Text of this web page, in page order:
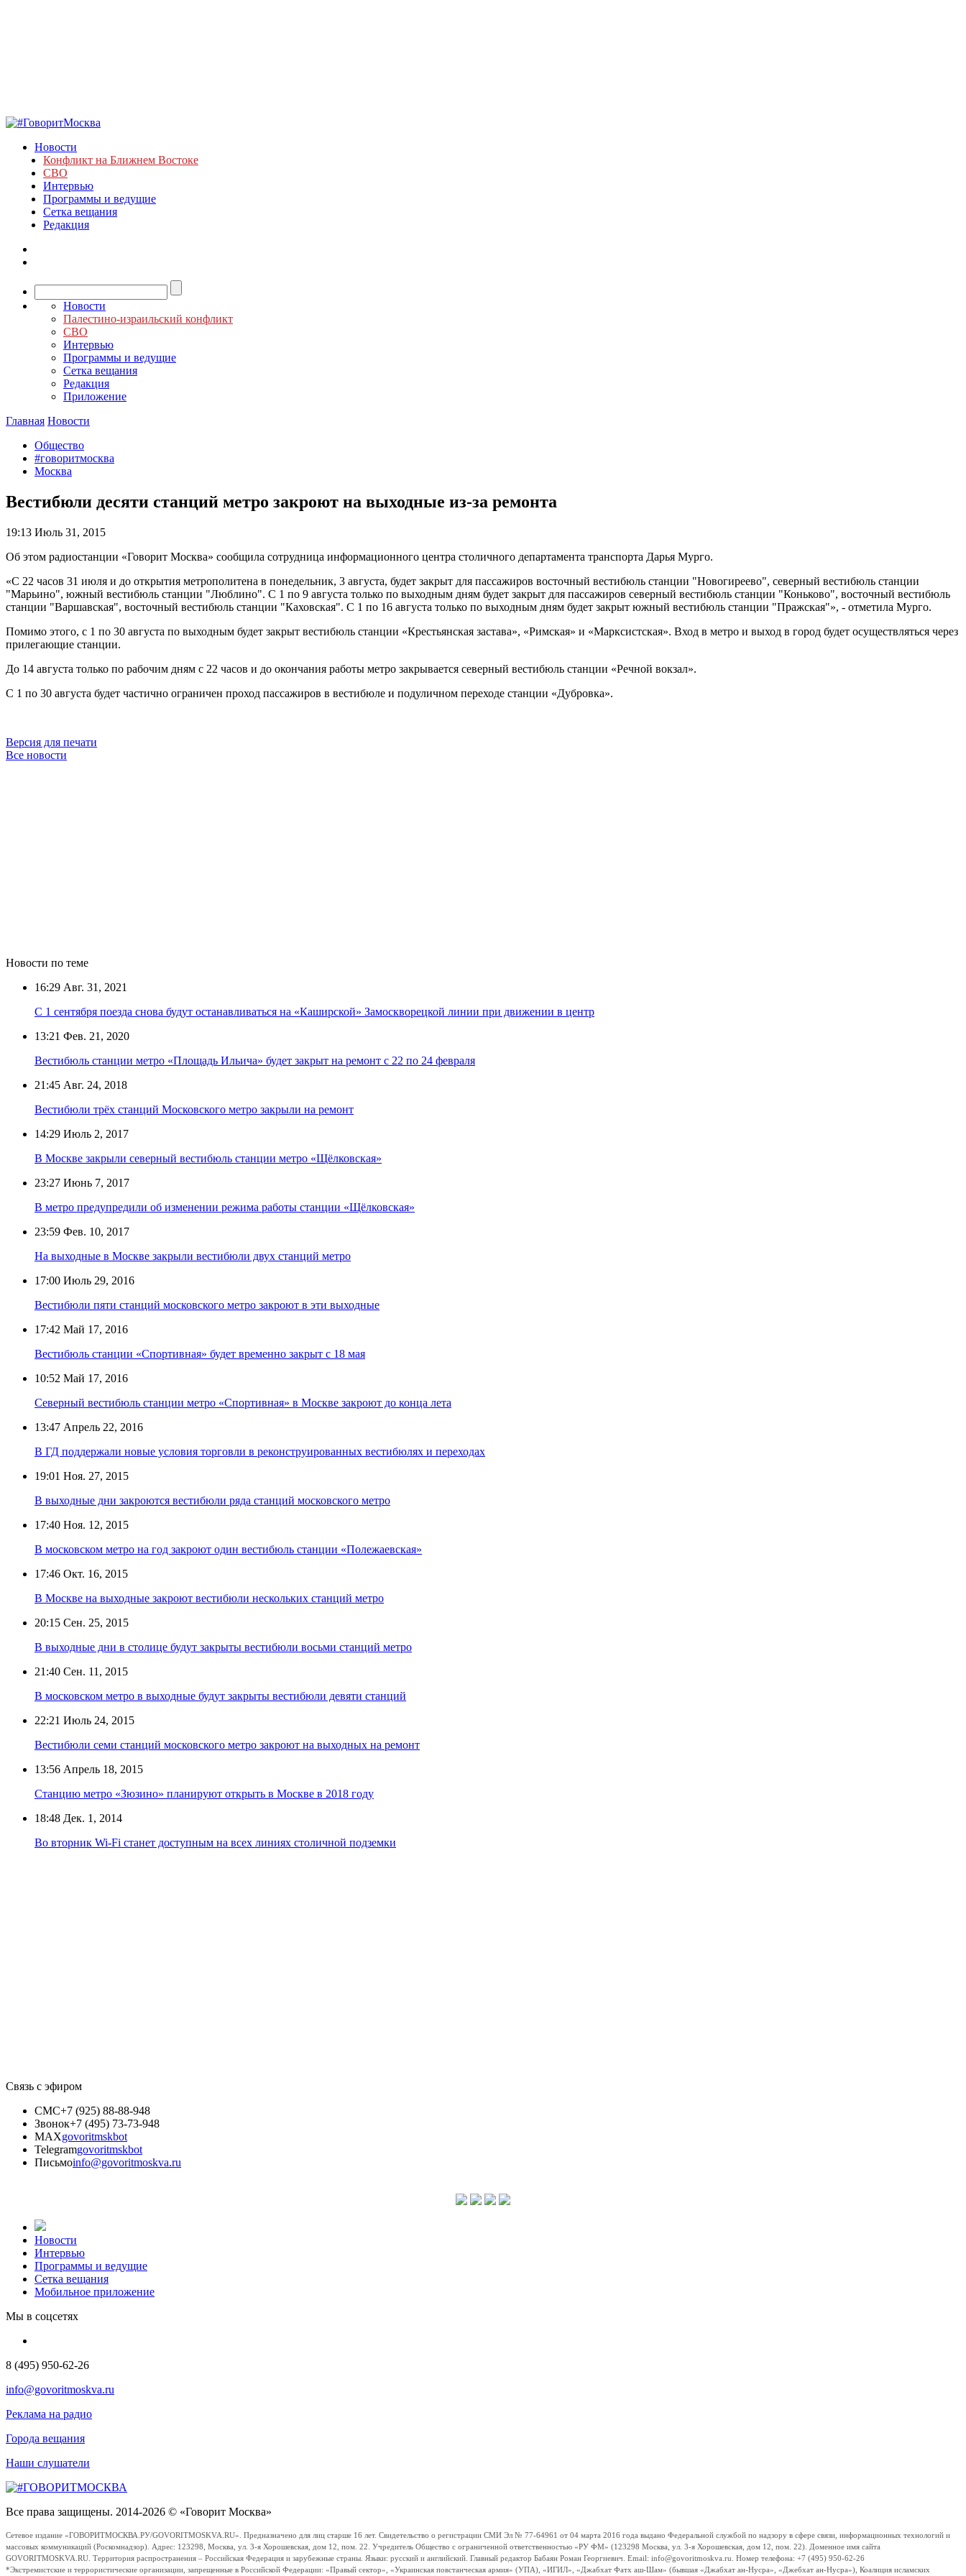
Новости
Конфликт на Ближнем Востоке
СВО
Интервью
Программы и ведущие
Сетка вещания
Редакция
Новости
Палестино-израильский конфликт
СВО
Интервью
Программы и ведущие
Сетка вещания
Редакция
Приложение
Главная Новости
Общество
#говоритмосква
Москва
Вестибюли десяти станций метро закроют на выходные из-за ремонта
19:13 Июль 31, 2015
Об этом радиостанции «Говорит Москва» сообщила сотрудница информационного центра столичного департамента транспорта Дарья Мурго.
«С 22 часов 31 июля и до открытия метрополитена в понедельник, 3 августа, будет закрыт для пассажиров восточный вестибюль станции "Новогиреево", северный вестибюль станции
"Марьино", южный вестибюль станции "Люблино". С 1 по 9 августа только по выходным дням будет закрыт для пассажиров северный вестибюль станции "Коньково", восточный вестибюль
станции "Варшавская", восточный вестибюль станции "Каховская". С 1 по 16 августа только по выходным дням будет закрыт южный вестибюль станции "Пражская"», - отметила Мурго.
Помимо этого, с 1 по 30 августа по выходным будет закрыт вестибюль станции «Крестьянская застава», «Римская» и «Марксистская». Вход в метро и выход в город будет осуществляться через
прилегающие станции.
До 14 августа только по рабочим дням с 22 часов и до окончания работы метро закрывается северный вестибюль станции «Речной вокзал».
С 1 по 30 августа будет частично ограничен проход пассажиров в вестибюле и подуличном переходе станции «Дубровка».
Версия для печати
Все новости
Новости по теме
16:29 Авг. 31, 2021
С 1 сентября поезда снова будут останавливаться на «Каширской» Замоскворецкой линии при движении в центр
13:21 Фев. 21, 2020
Вестибюль станции метро «Площадь Ильича» будет закрыт на ремонт с 22 по 24 февраля
21:45 Авг. 24, 2018
Вестибюли трёх станций Московского метро закрыли на ремонт
14:29 Июль 2, 2017
В Москве закрыли северный вестибюль станции метро «Щёлковская»
23:27 Июнь 7, 2017
В метро предупредили об изменении режима работы станции «Щёлковская»
23:59 Фев. 10, 2017
На выходные в Москве закрыли вестибюли двух станций метро
17:00 Июль 29, 2016
Вестибюли пяти станций московского метро закроют в эти выходные
17:42 Май 17, 2016
Вестибюль станции «Спортивная» будет временно закрыт с 18 мая
10:52 Май 17, 2016
Северный вестибюль станции метро «Спортивная» в Москве закроют до конца лета
13:47 Апрель 22, 2016
В ГД поддержали новые условия торговли в реконструированных вестибюлях и переходах
19:01 Ноя. 27, 2015
В выходные дни закроются вестибюли ряда станций московского метро
17:40 Ноя. 12, 2015
В московском метро на год закроют один вестибюль станции «Полежаевская»
17:46 Окт. 16, 2015
В Москве на выходные закроют вестибюли нескольких станций метро
20:15 Сен. 25, 2015
В выходные дни в столице будут закрыты вестибюли восьми станций метро
21:40 Сен. 11, 2015
В московском метро в выходные будут закрыты вестибюли девяти станций
22:21 Июль 24, 2015
Вестибюли семи станций московского метро закроют на выходных на ремонт
13:56 Апрель 18, 2015
Станцию метро «Зюзино» планируют открыть в Москве в 2018 году
18:48 Дек. 1, 2014
Во вторник Wi-Fi станет доступным на всех линиях столичной подземки
Связь с эфиром
СМС+7 (925) 88-88-948
Звонок+7 (495) 73-73-948
MAXgovoritmskbot
Telegramgovoritmskbot
Письмоinfo@govoritmoskva.ru
Новости
Интервью
Программы и ведущие
Сетка вещания
Мобильное приложение
Мы в соцсетях
8 (495) 950-62-26
info@govoritmoskva.ru
Реклама на радио
Города вещания
Наши слушатели
Все права защищены. 2014-2026 © «Говорит Москва»
Сетевое издание «ГОВОРИТМОСКВА.РУ/GOVORITMOSKVA.RU». Предназначено для лиц старше 16 лет. Свидетельство о регистрации СМИ Эл № 77-64961 от 04 марта 2016 года выдано Федеральной службой по надзору в сфере связи, информационных технологий и
массовых коммуникаций (Роскомнадзор). Адрес: 123298, Москва, ул. 3-я Хорошевская, дом 12, пом. 22. Учредитель Общество с ограниченной ответственностью «РУ ФМ» (123298 Москва, ул. 3-я Хорошевская, дом 12, пом. 22). Доменное имя сайта
GOVORITMOSKVA.RU. Территория распространения – Российская Федерация и зарубежные страны. Языки: русский и английский. Главный редактор Бабаян Роман Георгиевич. Email: info@govoritmoskva.ru. Номер телефона: +7 (495) 950-62-26
*Экстремистские и террористические организации, запрещенные в Российской Федерации: «Правый сектор», «Украинская повстанческая армия» (УПА), «ИГИЛ», «Джабхат Фатх аш-Шам» (бывшая «Джабхат ан-Нусра», «Джебхат ан-Нусра»), Коалиция исламских